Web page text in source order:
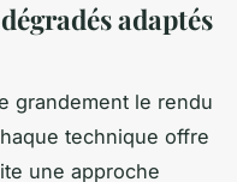
adaptés
grandement le rendu
technique offre
une approche